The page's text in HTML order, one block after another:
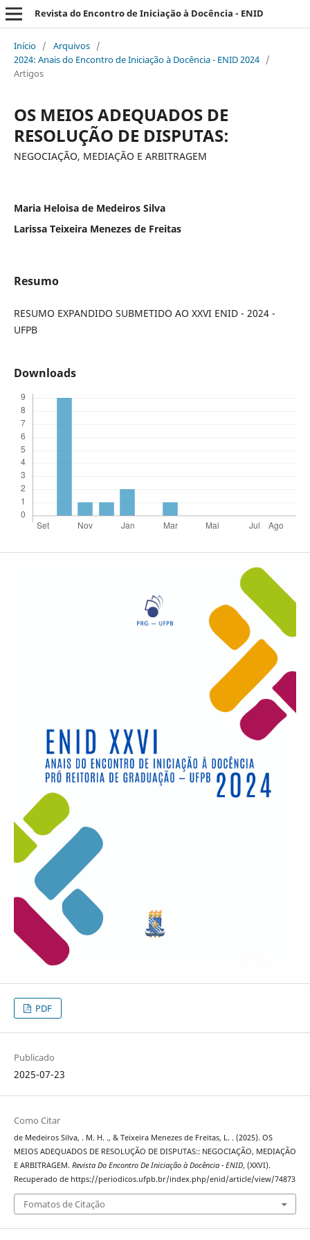
Revista do Encontro de Iniciação à Docência - ENID
Início / Arquivos /
2024: Anais do Encontro de Iniciação à Docência - ENID 2024 /
Artigos
OS MEIOS ADEQUADOS DE
RESOLUÇÃO DE DISPUTAS:
NEGOCIAÇÃO, MEDIAÇÃO E ARBITRAGEM
Maria Heloisa de Medeiros Silva
Larissa Teixeira Menezes de Freitas
Resumo
RESUMO EXPANDIDO SUBMETIDO AO XXVI ENID - 2024 -
UFPB
Downloads
PDF
Publicado
2025-07-23
Como Citar
de Medeiros Silva, . M. H. ., & Teixeira Menezes de Freitas, L. . (2025). OS
MEIOS ADEQUADOS DE RESOLUÇÃO DE DISPUTAS:: NEGOCIAÇÃO, MEDIAÇÃO
E ARBITRAGEM. Revista Do Encontro De Iniciação à Docência - ENID, (XXVI).
Recuperado de https://periodicos.ufpb.br/index.php/enid/article/view/74873
Fomatos de Citação